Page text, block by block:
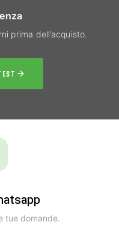
prima dell’acquisto.
tue domande.